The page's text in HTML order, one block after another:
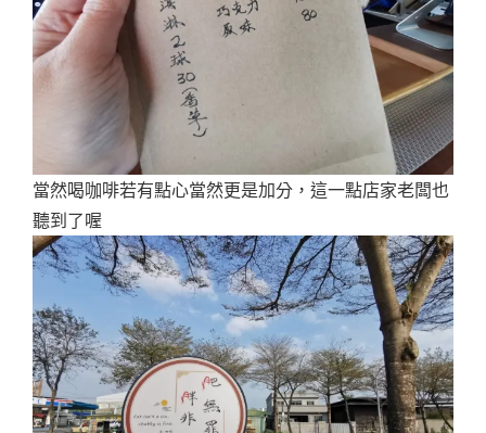
當然喝咖啡若有點心當然更是加分，這一點店家老闆也
聽到了喔